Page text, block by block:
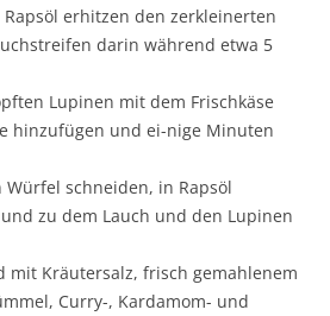
erhitzen den zerkleinerten
darin während etwa 5
Lupinen mit dem Frischkäse
hinzufügen und ei-nige Minuten
Würfel schneiden, in Rapsöl
zu dem Lauch und den Lupinen
mit Kräutersalz, frisch gemahlenem
Curry-, Kardamom- und